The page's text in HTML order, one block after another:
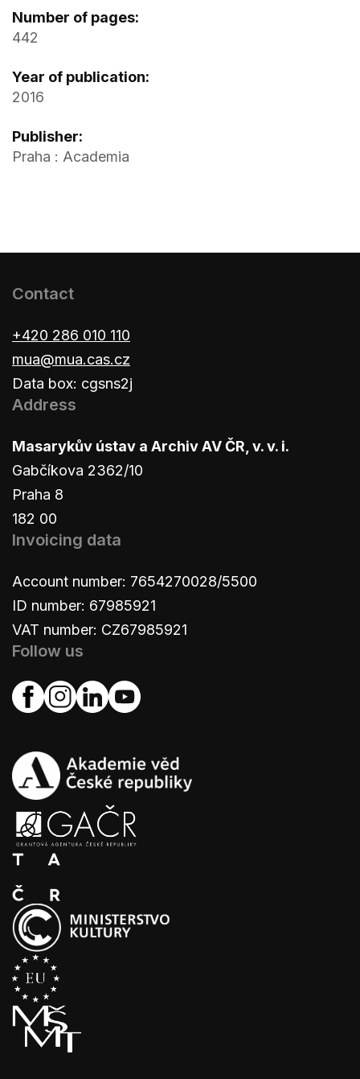
Number of pages:
442
Year of publication:
2016
Publisher:
Praha : Academia
Contact
+420 286 010 110
mua@mua.cas.cz
Data box: cgsns2j
Address
Masarykův ústav a Archiv AV ČR, v. v. i.
Gabčíkova 2362/10
Praha 8
182 00
Invoicing data
Account number: 7654270028/5500
ID number: 67985921
VAT number: CZ67985921
Follow us